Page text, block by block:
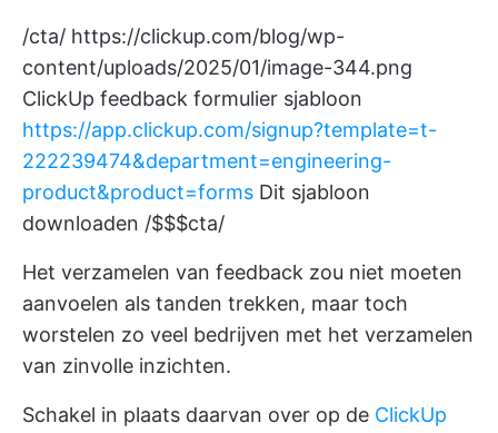
/cta/ https://clickup.com/blog/wp-
content/uploads/2025/01/image-344.png
ClickUp feedback formulier sjabloon
https://app.clickup.com/signup?template=t-
222239474&department=engineering-
product&product=forms Dit sjabloon
downloaden /$$$cta/
Het verzamelen van feedback zou niet moeten
aanvoelen als tanden trekken, maar toch
worstelen zo veel bedrijven met het verzamelen
van zinvolle inzichten.
Schakel in plaats daarvan over op de ClickUp